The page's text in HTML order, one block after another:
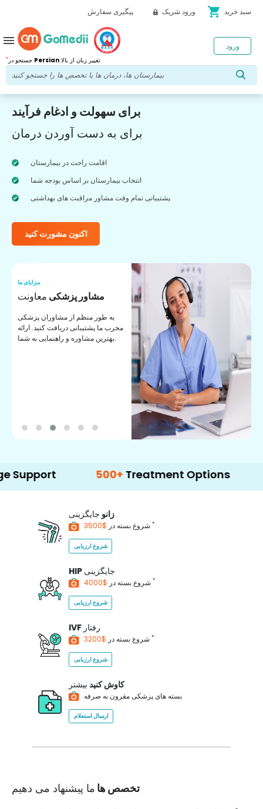
پیگیری سفارش ورود شریک shopping_cart سبد خرید
* Persian تغییر زبان از بالا
ورود menu
برای سهولت و ادغام فرآیند
برای به دست آوردن درمان
اقامت راحت در بیمارستان
انتخاب بیمارستان بر اساس بودجه شما
پشتیبانی تمام وقت مشاور مراقبت های بهداشتی
اکنون مشورت کنید
مزایای ما
مشاور پزشکی معاونت
به طور منظم از مشاوران پزشکی
مجرب ما پشتیبانی دریافت کنید. ارائه
بهترین مشاوره و راهنمایی به شما.
500+ Treatment Options
زانو جایگزینی
شروع بسته در *
شروع ارزیابی
HIP جایگزینی
شروع بسته در *
شروع ارزیابی
IVF رفتار
شروع بسته در *
شروع ارزیابی
کاوش کنید بیشتر
بسته های پزشکی مقرون به صرفه
ارسال استعلام
تخصص ها ما پیشنهاد می دهیم